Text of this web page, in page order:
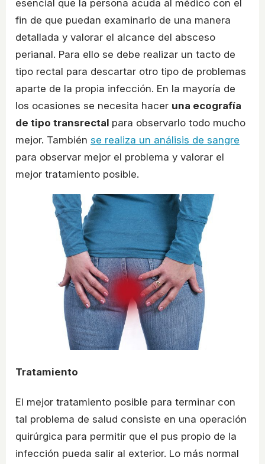
esencial que la persona acuda al médico con el
fin de que puedan examinarlo de una manera
detallada y valorar el alcance del absceso
perianal. Para ello se debe realizar un tacto de
tipo rectal para descartar otro tipo de problemas
aparte de la propia infección. En la mayoría de
los ocasiones se necesita hacer una ecografía
de tipo transrectal para observarlo todo mucho
mejor. También se realiza un análisis de sangre
para observar mejor el problema y valorar el
mejor tratamiento posible.
Tratamiento
El mejor tratamiento posible para terminar con
tal problema de salud consiste en una operación
quirúrgica para permitir que el pus propio de la
infección pueda salir al exterior. Lo más normal